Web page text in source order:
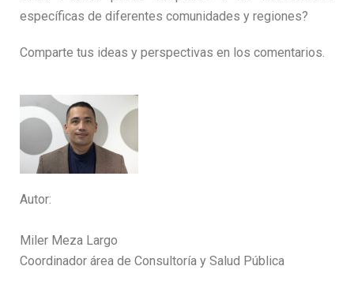
específicas de diferentes comunidades y regiones?
Comparte tus ideas y perspectivas en los comentarios.
Autor:
Miler Meza Largo
Coordinador área de Consultoría y Salud Pública